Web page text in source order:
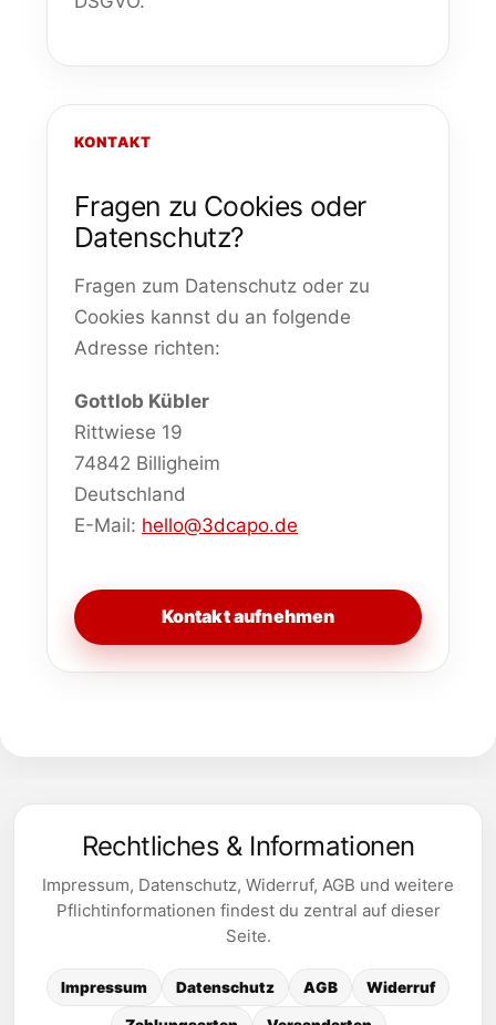
KONTAKT
Fragen zu Cookies oder
Datenschutz?
Fragen zum Datenschutz oder zu
Cookies kannst du an folgende
Adresse richten:
Gottlob Kübler
Rittwiese 19
74842 Billigheim
Deutschland
E-Mail: hello@3dcapo.de
Kontakt aufnehmen
Rechtliches & Informationen
Impressum, Datenschutz, Widerruf, AGB und weitere
Pflichtinformationen findest du zentral auf dieser
Seite.
Impressum Datenschutz AGB Widerruf